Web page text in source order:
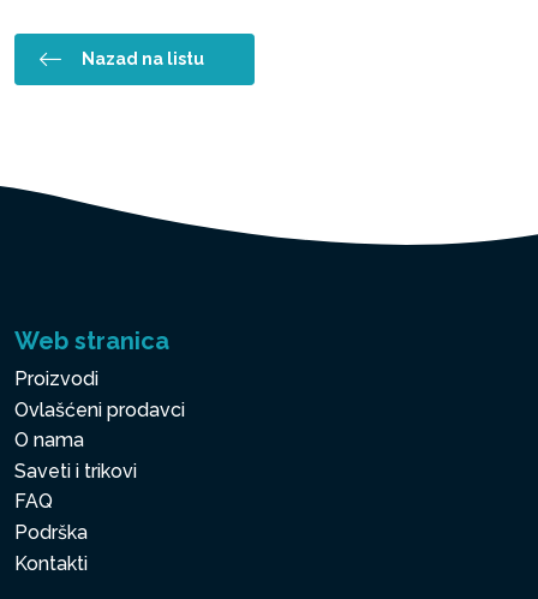
Nazad na listu
Web stranica
Proizvodi
Ovlašćeni prodavci
O nama
Saveti i trikovi
FAQ
Podrška
Kontakti